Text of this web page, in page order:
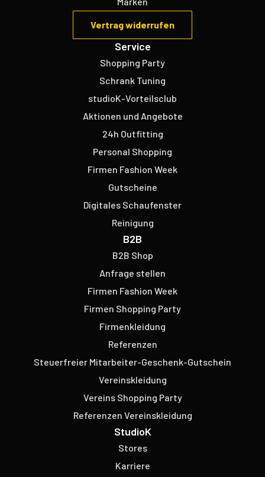
Vertrag widerrufen
Service
Shopping Party
Schrank Tuning
studioK-Vorteilsclub
Aktionen und Angebote
24h Outfitting
Personal Shopping
Firmen Fashion Week
Gutscheine
Digitales Schaufenster
Reinigung
B2B
B2B Shop
Anfrage stellen
Firmen Fashion Week
Firmen Shopping Party
Firmenkleidung
Referenzen
Steuerfreier Mitarbeiter-Geschenk-Gutschein
Vereinskleidung
Vereins Shopping Party
Referenzen Vereinskleidung
StudioK
Stores
Karriere